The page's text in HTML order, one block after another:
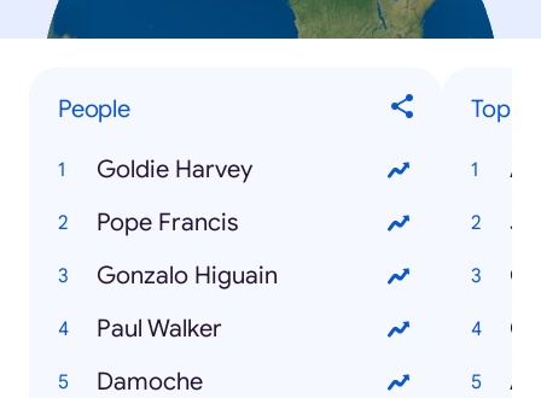
People
Goldie Harvey
Pope Francis
Gonzalo Higuain
Paul Walker
Damoche
Top